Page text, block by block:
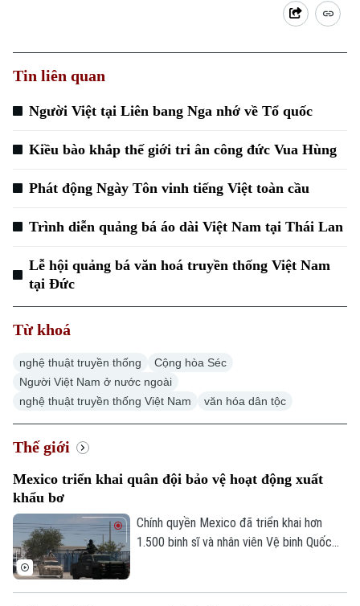
Thời sự
Hà Nội
Chính trị
Hà Nội
Nhịp sống Hà Nội
Thế giới
Tin liên quan
Người Việt tại Liên bang Nga nhớ về Tổ quốc
Kiều bào khắp thế giới tri ân công đức Vua Hùng
Phát động Ngày Tôn vinh tiếng Việt toàn cầu
Trình diễn quảng bá áo dài Việt Nam tại Thái Lan
Lễ hội quảng bá văn hoá truyền thống Việt Nam
tại Đức
Từ khoá
nghệ thuật truyền thống
Cộng hòa Séc
Người Việt Nam ở nước ngoài
nghệ thuật truyền thống Việt Nam
văn hóa dân tộc
Thế giới
Mexico triển khai quân đội bảo vệ hoạt động xuất
khẩu bơ
Chính quyền Mexico đã triển khai hơn
1.500 binh sĩ và nhân viên Vệ binh Quốc